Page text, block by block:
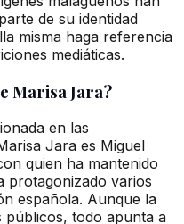
de su identidad
misma haga referencia
mediáticas.
Marisa Jara?
en las
Jara es Miguel
quien ha mantenido
protagonizado varios
española. Aunque la
públicos, todo apunta a